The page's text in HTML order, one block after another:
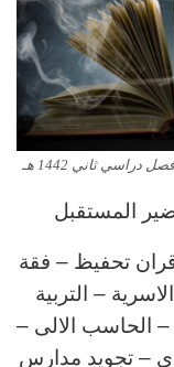
ثاني 1442 هـ
المستقبل
قران تحفيظ – فقة
– التربية
– الحاسب الالى –
– تجويد مدارس